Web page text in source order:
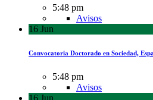
5:48 pm
Avisos
16 Jun
Convocatoria Doctorado en Sociedad,
5:48 pm
Avisos
16 Jun